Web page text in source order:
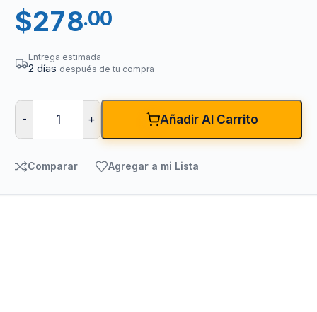
$278.00
Entrega estimada
2 días después de tu compra
- + Añadir Al Carrito
Comparar Agregar a mi Lista